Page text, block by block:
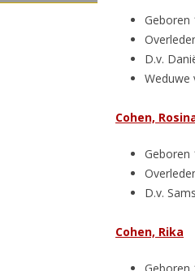
Geboren
D.v.
Weduwe
Cohen,
Geboren
D.v.
Cohen, Rika